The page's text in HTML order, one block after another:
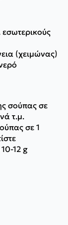
(χειμώνας)
σούπας σε
τ.μ.
σε 1
12 g